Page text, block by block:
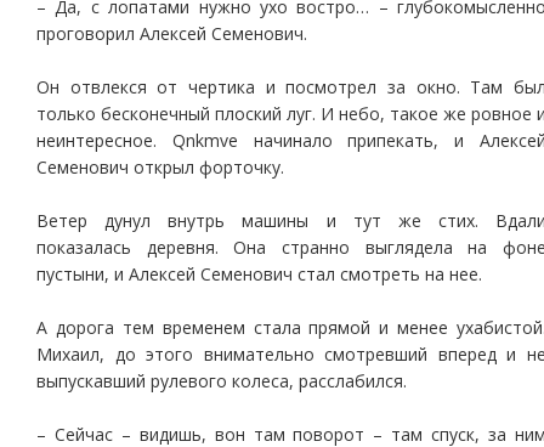
– Да, с лопатами нужно ухо востро… –
проговорил Алексей Семенович.
Он отвлекся от чертика и посмотрел за окно. Там
только бесконечный плоский луг. И небо, такое же ровное
неинтересное. Qnkmve начинало припекать, и
Семенович открыл форточку.
Ветер дунул внутрь машины и тут же стих.
показалась деревня. Она странно выглядела на
пустыни, и Алексей Семенович стал смотреть на нее.
А дорога тем временем стала прямой и менее
Михаил, до этого внимательно смотревший вперед и
выпускавший рулевого колеса, расслабился.
– Сейчас – видишь, вон там поворот – там спуск, за